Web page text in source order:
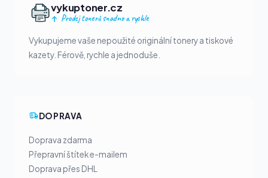
vykuptoner.cz
Prodej tonerů snadno a rychle
Vykupujeme vaše nepoužité originální tonery a tiskové
kazety. Férově, rychle a jednoduše.
DOPRAVA
Doprava zdarma
Přepravní štítek e-mailem
Doprava přes DHL